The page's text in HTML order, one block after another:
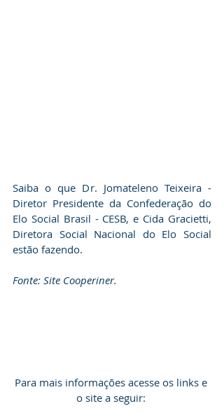
Saiba o que Dr. Jomateleno Teixeira -
Diretor Presidente da Confederação do
Elo Social Brasil - CESB, e Cida Gracietti,
Diretora Social Nacional do Elo Social
estão fazendo.
Fonte: Site Cooperiner.
Para mais informações acesse os links e
o site a seguir: